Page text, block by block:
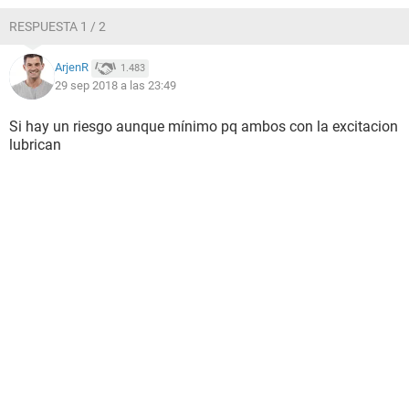
RESPUESTA 1 / 2
ArjenR 1.483
29 sep 2018 a las 23:49
Si hay un riesgo aunque mínimo pq ambos con la excitacion
lubrican